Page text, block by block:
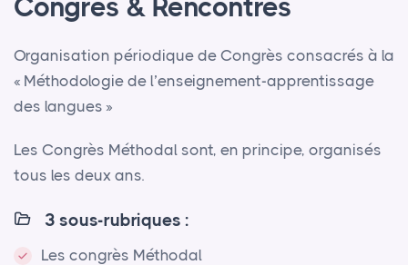
Congrès & Rencontres
Organisation périodique de Congrès consacrés à la
« Méthodologie de l’enseignement-apprentissage
des langues »
Les Congrès Méthodal sont, en principe, organisés
tous les deux ans.
3 sous-rubriques :
Les congrès Méthodal